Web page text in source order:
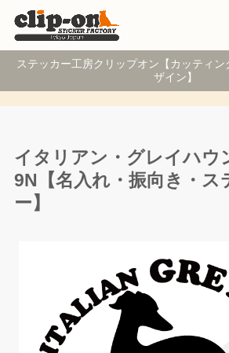
ステッカー工房クリップオン【カッティ
ザイン】
イタリアン・グレイハウ
9N【名入れ・振向き・ス
ー】